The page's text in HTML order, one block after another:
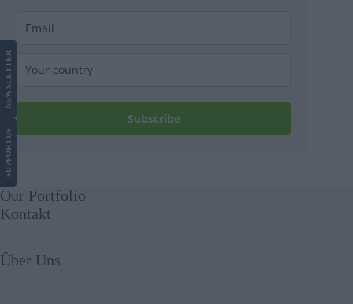
Subscribe
SUPPORT
US
NEWS
LETTER
Our Portfolio
Kontakt
Über Uns